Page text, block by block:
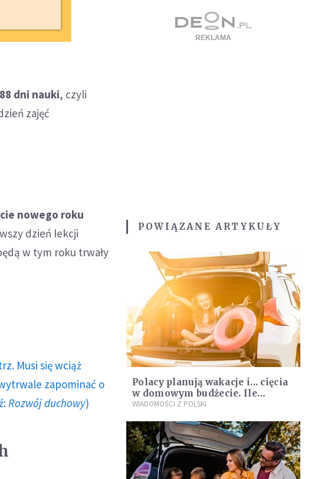
dni nauki, czyli
zajęć
nowego roku
dzień lekcji
w tym roku trwały
Musi się wciąż
zapominać o
Rozwój duchowy)
POWIĄZANE ARTYKUŁY
Polacy planują wakacje i... cięcia
w domowym budżecie. Ile
średnio przeznaczą na urlop?
WIADOMOŚCI Z POLSKI